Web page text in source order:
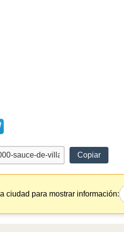
Copiar
ciudad para mostrar información: